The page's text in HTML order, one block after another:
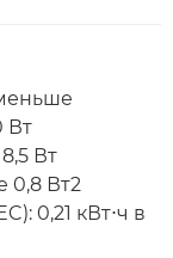
Вт
Вт
0,8 Вт2
0,21 кВт⋅ч в